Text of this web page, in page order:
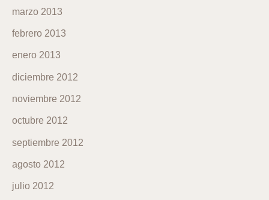
marzo 2013
febrero 2013
enero 2013
diciembre 2012
noviembre 2012
octubre 2012
septiembre 2012
agosto 2012
julio 2012